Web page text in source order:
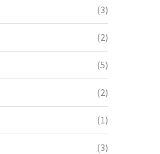
(3)
(2)
(5)
(2)
(1)
(3)